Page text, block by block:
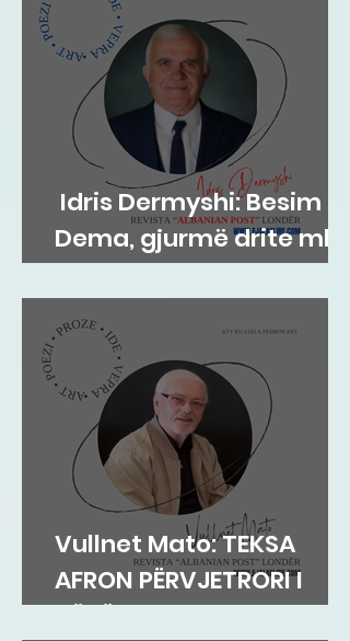
Idris Dermyshi: Besim
Dema, gjurmë drite mbi
supet e kohës
Vullnet Mato: TEKSA
AFRON PËRVJETRORI I
NËNËS